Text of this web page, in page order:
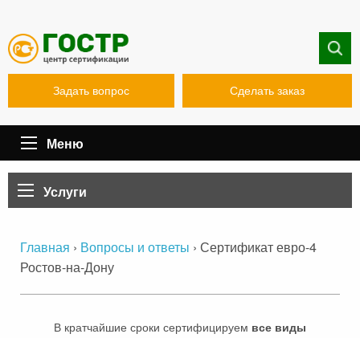
Задать вопрос Сделать заказ
Меню
Услуги
Главная › Вопросы и ответы › Сертификат евро-4
Ростов-на-Дону
В кратчайшие сроки сертифицируем все виды